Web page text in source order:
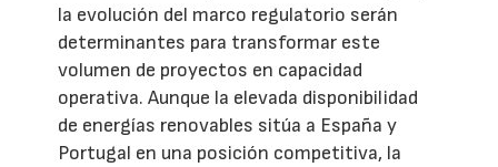
la evolución del marco regulatorio serán
determinantes para transformar este
volumen de proyectos en capacidad
operativa. Aunque la elevada disponibilidad
de energías renovables sitúa a España y
Portugal en una posición competitiva, la